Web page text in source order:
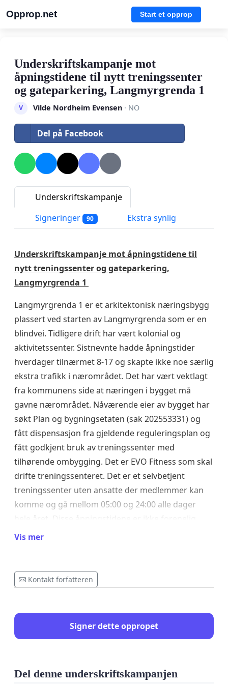
Opprop.net Start et opprop
Underskriftskampanje mot
åpningstidene til nytt treningssenter
og gateparkering, Langmyrgrenda 1
V Vilde Nordheim Evensen· NO
Del på Facebook
Underskriftskampanje
Signeringer
90 Ekstra synlig
Underskriftskampanje mot åpningstidene til
nytt treningssenter og gateparkering,
Langmyrgrenda 1
Langmyrgrenda 1 er et arkitektonisk næringsbygg
plassert ved starten av Langmyrgrenda som er en
blindvei. Tidligere drift har vært kolonial og
aktivitetssenter. Sistnevnte hadde åpningstider
hverdager tilnærmet 8-17 og skapte ikke noe særlig
ekstra trafikk i nærområdet. Det har vært vektlagt
fra kommunens side at næringen i bygget må
gavne nærområdet. Nåværende eier av bygget har
søkt Plan og bygningsetaten (sak 202553331) og
fått dispensasjon fra gjeldende reguleringsplan og
fått godkjent bruk av treningssenter med
tilhørende ombygging. Det er EVO Fitness som skal
drifte treningssenteret. Det er et selvbetjent
treningssenter uten ansatte der medlemmer kan
komme og gå mellom 05:00 og 24:00 alle dager
hele året. Disse åpningstidene er ikke forenelig
med med et treningssenter plassert i et rolig
mot bygget.
man at det er aktivitet på senteret fra åpningstid til
stengetid. Det er derfor rimelig å anta at det
kommer til å være trafikk på treningssenteret i
Oslos støy-forskrift sier at støy skal unngås i
Vis mer
Kontakt forfatteren
Signer dette oppropet
Del denne underskriftskampanjen